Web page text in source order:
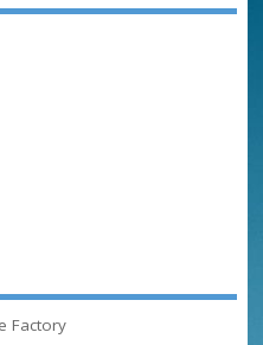
Factory